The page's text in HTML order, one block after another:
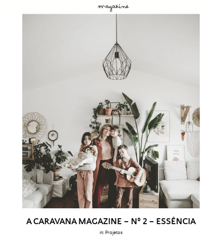
A CARAVANA MAGAZINE – Nº 2 – ESSÊNCIA
in: Projetos